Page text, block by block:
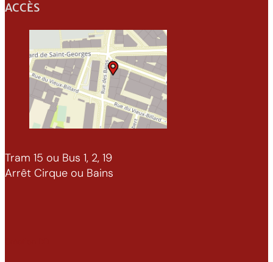
ACCÈS
Tram 15 ou Bus 1, 2, 19
Arrêt Cirque ou Bains